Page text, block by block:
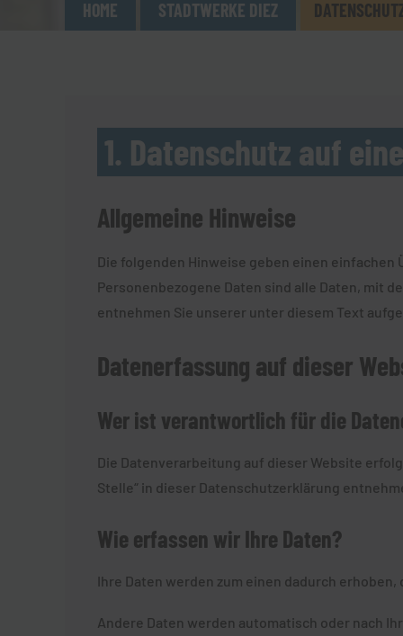
HOME STADTWERKE DIEZ
1. Datenschutz auf
Allgemeine Hinweise
Die folgenden Hinweise geben einen
Personenbezogene Daten sind alle Daten, mit
entnehmen Sie unserer unter diesem Text
Datenerfassung auf dieser
Wer ist verantwortlich für die
Die Datenverarbeitung auf dieser Website
Stelle“ in dieser Datenschutzerklärung
Wie erfassen wir Ihre Daten?
Ihre Daten werden zum einen dadurch
Andere Daten werden automatisch oder nach